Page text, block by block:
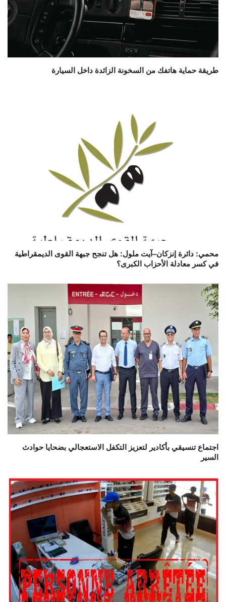
طريقة حماية هاتفك من السخونة الزائدة داخل السيارة
محمي: دائرة إنزكان–آيت ملول: هل تنجح جبهة القوى الديمقراطية
في كسر معادلة الأحزاب الكبرى؟
اجتماع تنسيقي بأكادير لتعزيز التكفل الاستعجالي بضحايا حوادث
السير